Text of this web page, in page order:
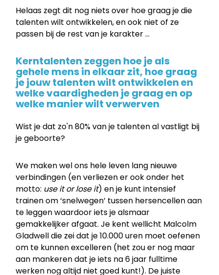
Helaas zegt dit nog niets over hoe graag je die
talenten wilt ontwikkelen, en ook niet of ze
passen bij de rest van je karakter …
Kerntalenten zeggen hoe je als
gehele mens in elkaar zit, hoe graag
je jouw talenten wilt ontwikkelen en
welke vaardigheden je graag en op
welke manier wilt verwerven
Wist je dat zo'n 80% van je talenten al vastligt bij
je geboorte?
We maken wel ons hele leven lang nieuwe
verbindingen (en verliezen er ook onder het
motto: use it or lose it) en je kunt intensief
trainen om ‘snelwegen’ tussen hersencellen aan
te leggen waardoor iets je alsmaar
gemakkelijker afgaat. Je kent wellicht Malcolm
Gladwell die zei dat je 10.000 uren moet oefenen
om te kunnen excelleren (het zou er nog maar
aan mankeren dat je iets na 6 jaar fulltime
werken nog altijd niet goed kunt!). De juiste